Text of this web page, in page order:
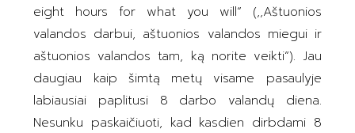
eight hours for what you will“ (,,Aštuonios
valandos darbui, aštuonios valandos miegui ir
aštuonios valandos tam, ką norite veikti“). Jau
daugiau kaip šimtą metų visame pasaulyje
labiausiai paplitusi 8 darbo valandų diena.
Nesunku paskaičiuoti, kad kasdien dirbdami 8